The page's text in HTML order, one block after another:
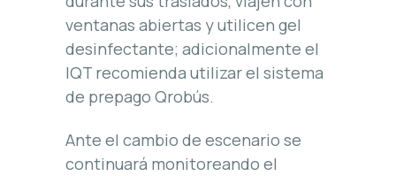
ventanas abiertas y utilicen gel
desinfectante; adicionalmente el
IQT recomienda utilizar el sistema
de prepago Qrobús.
Ante el cambio de escenario se
continuará monitoreando el